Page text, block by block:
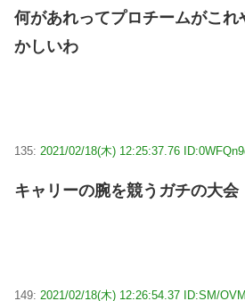
何があれってプロチームがこ
かしいわ
135: 2021/02/18(木) 12:25:37.76
キャリーの腕を競うガチの大会
149: 2021/02/18(木) 12:26:54.37 ID:SM/